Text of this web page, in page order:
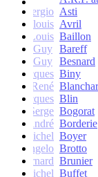
Sergio Asti
Jean-louis Avril
Louis Baillon
Guy Bareff
Guy Besnard
Jacques Biny
René
Jacques Blin
Serge Bogorat
André Borderie
Michel Boyer
Angelo Brotto
Bernard Brunier
Michel Buffet